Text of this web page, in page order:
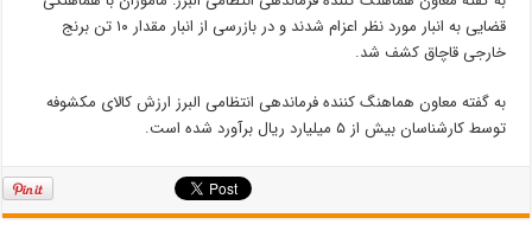
قضایی به انبار مورد نظر اعزام شدند و در بازرسی از انبار مقدار ۱۰ تن برنج
خارجی قاچاق کشف شد.
به گفته معاون هماهنگ کننده فرماندهی انتظامی البرز ارزش کالای مکشوفه
توسط کارشناسان بیش از ۵ میلیارد ریال برآورد شده است.